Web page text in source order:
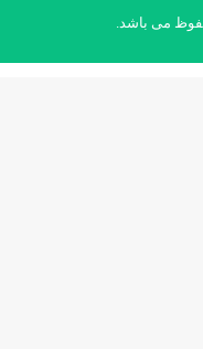
می باشد.